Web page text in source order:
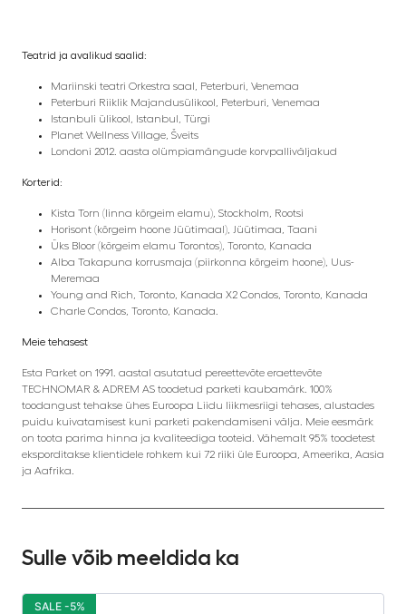
Teatrid ja avalikud saalid:
Mariinski teatri Orkestra saal, Peterburi, Venemaa
Peterburi Riiklik Majandusülikool, Peterburi, Venemaa
Istanbuli ülikool, Istanbul, Türgi
Planet Wellness Village, Šveits
Londoni 2012. aasta olümpiamängude korvpalliväljakud
Korterid:
Kista Torn (linna kõrgeim elamu), Stockholm, Rootsi
Horisont (kõrgeim hoone Jüütimaal), Jüütimaa, Taani
Üks Bloor (kõrgeim elamu Torontos), Toronto, Kanada
Alba Takapuna korrusmaja (piirkonna kõrgeim hoone), Uus-
Meremaa
Young and Rich, Toronto, Kanada X2 Condos, Toronto, Kanada
Charle Condos, Toronto, Kanada.
Meie tehasest
Esta Parket on 1991. aastal asutatud pereettevõte eraettevõte
TECHNOMAR & ADREM AS toodetud parketi kaubamärk. 100%
toodangust tehakse ühes Euroopa Liidu liikmesriigi tehases, alustades
puidu kuivatamisest kuni parketi pakendamiseni välja. Meie eesmärk
on toota parima hinna ja kvaliteediga tooteid. Vähemalt 95% toodetest
eksporditakse klientidele rohkem kui 72 riiki üle Euroopa, Ameerika, Aasia
ja Aafrika.
Sulle võib meeldida ka
SALE -5%